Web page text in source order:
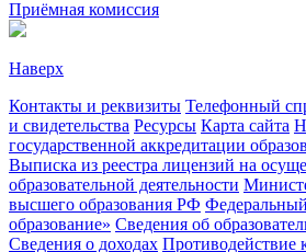
Приёмная комиссия
Наверх
Контакты и реквизиты Телефонный
и свидетельства Ресурсы Карта сайта
государственной аккредитации
Выписка из реестра лицензий на
образовательной деятельности
высшего образования РФ
образование» Сведения об
Сведения о доходах Противодействие